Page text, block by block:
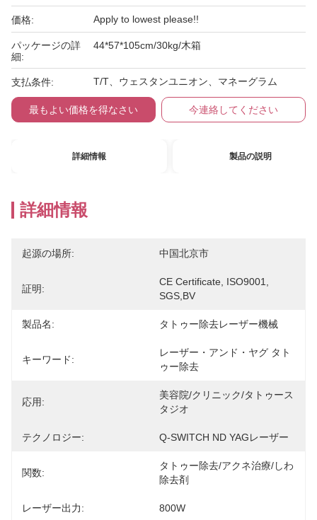
価格: Apply to lowest please!!
パッケージの詳
細:
44*57*105cm/30kg/木箱
支払条件: T/T、ウェスタンユニオン、マネーグラム
最もよい価格を得なさい 今連絡してください
詳細情報 製品の説明
詳細情報
起源の場所: 中国北京市
証明:
CE Certificate, ISO9001,
SGS,BV
製品名: タトゥー除去レーザー機械
キーワード:
レーザー・アンド・ヤグ タト
ゥー除去
応用:
美容院/クリニック/タトゥース
タジオ
テクノロジー: Q-SWITCH ND YAGレーザー
関数:
タトゥー除去/アクネ治療/しわ
除去剤
レーザー出力: 800W